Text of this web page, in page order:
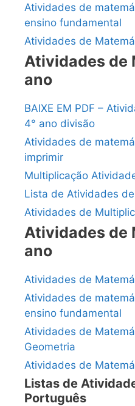
Atividades de
ensino fundamental
Atividades de
Atividades de
ano
BAIXE EM PDF –
4° ano divisão
Atividades de
imprimir
Multiplicação
Lista de Atividades
Atividades de
Atividades de
ano
Atividades de
Atividades de
ensino fundamental
Atividades de
Geometria
Atividades de
Listas de
Português